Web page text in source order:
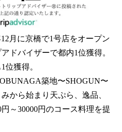
月に京橋で1号店をオープン
ドバイザーで都内1位獲得。
位獲得。
築地〜SHOGUN〜
から始まり天ぷら、逸品、
～30000円のコース料理を提